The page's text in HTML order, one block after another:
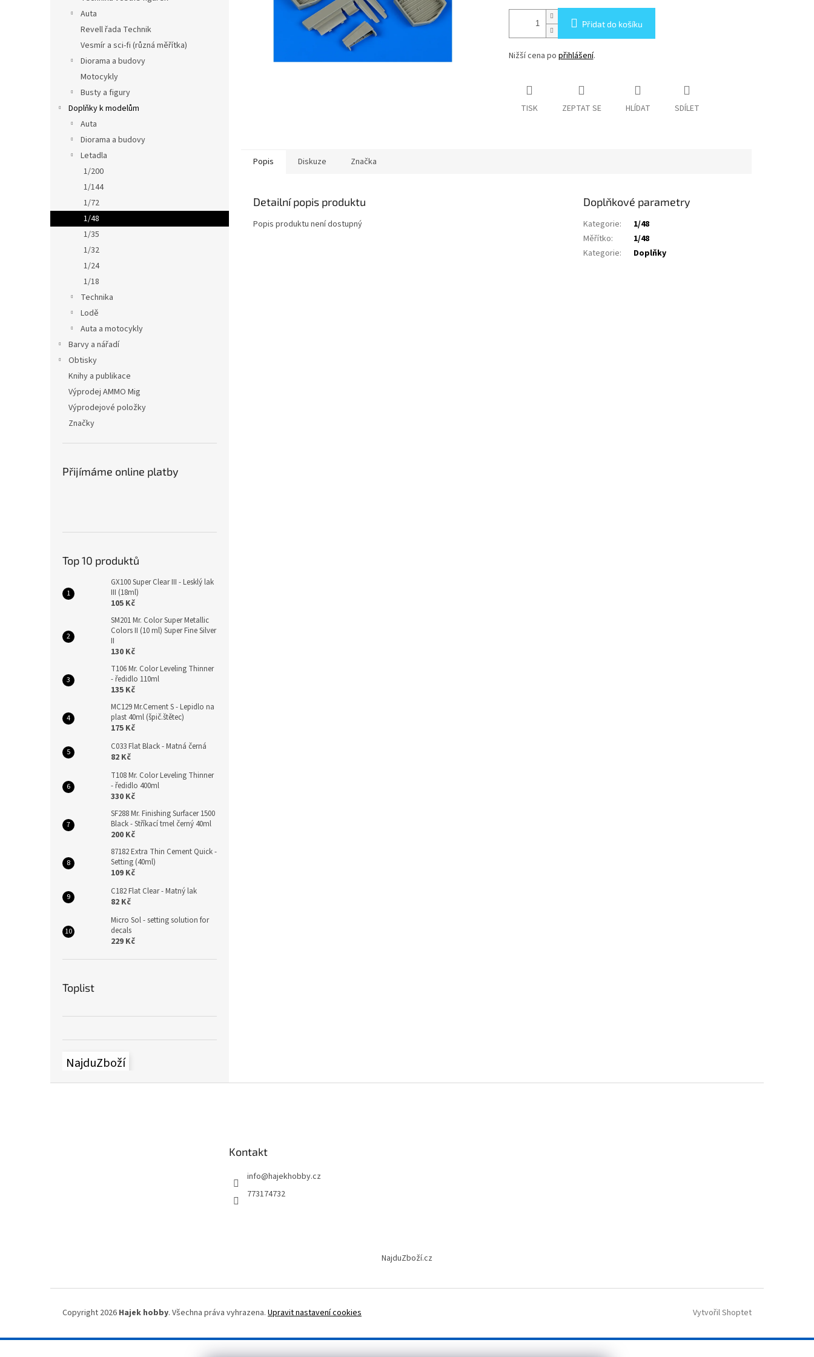
Auta
Revell řada Technik
Vesmír a sci-fi (různá měřítka)
Diorama a budovy
Motocykly
Busty a figury
Doplňky k modelům
Auta
Diorama a budovy
Letadla
1/200
1/144
1/72
1/48
1/35
1/32
1/24
1/18
Technika
Lodě
Auta a motocykly
Barvy a nářadí
Obtisky
Knihy a publikace
Výprodej AMMO Mig
Výprodejové položky
Značky
Přijímáme online platby
Top 10 produktů
GX100 Super Clear III - Lesklý lak
III (18ml)
105 Kč
SM201 Mr. Color Super Metallic
Colors II (10 ml) Super Fine Silver
II
130 Kč
T106 Mr. Color Leveling Thinner
- ředidlo 110ml
135 Kč
MC129 Mr.Cement S - Lepidlo na
plast 40ml (špič.štětec)
175 Kč
C033 Flat Black - Matná černá
82 Kč
T108 Mr. Color Leveling Thinner
- ředidlo 400ml
330 Kč
SF288 Mr. Finishing Surfacer 1500
Black - Stříkací tmel černý 40ml
200 Kč
87182 Extra Thin Cement Quick -
Setting (40ml)
109 Kč
C182 Flat Clear - Matný lak
82 Kč
Micro Sol - setting solution for
decals
229 Kč
Toplist
NajduZboží
Přidat do košíku
Nižší cena po přihlášení.
TISK ZEPTAT SE HLÍDAT SDÍLET
Popis Diskuze Značka
Detailní popis produktu
Popis produktu není dostupný
Doplňkové parametry
Kategorie:
1/48
Měřítko:
1/48
Kategorie: Doplňky
Kontakt
info@hajekhobby.cz
773174732
NajduZboží.cz
Vytvořil Shoptet
Copyright 2026 Hajek hobby. Všechna práva vyhrazena. Upravit nastavení cookies